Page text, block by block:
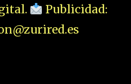
Publicidad: